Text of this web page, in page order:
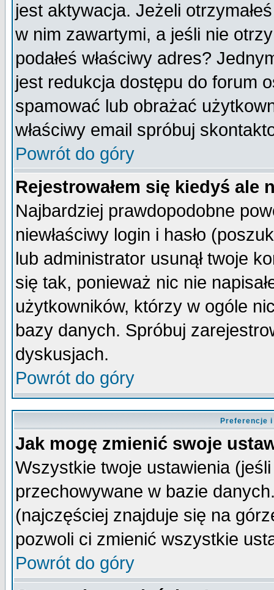
jest aktywacja. Jeżeli
w nim zawartymi, a jeśli nie
podałeś właściwy adres?
jest redukcja dostępu do forum
spamować lub obrażać
właściwy email spróbuj
Powrót do góry
Rejestrowałem się kiedyś ale
Najbardziej prawdopodobne
niewłaściwy login i hasło
lub administrator usunął twoje
się tak, ponieważ nic nie
użytkowników, którzy w ogóle
bazy danych. Spróbuj
dyskusjach.
Powrót do góry
Preferencje
Jak mogę zmienić swoje
Wszystkie twoje ustawienia
przechowywane w bazie
(najczęściej znajduje się na
pozwoli ci zmienić wszystkie
Powrót do góry